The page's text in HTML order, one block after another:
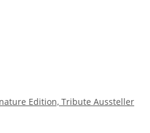
Edition, Tribute Aussteller